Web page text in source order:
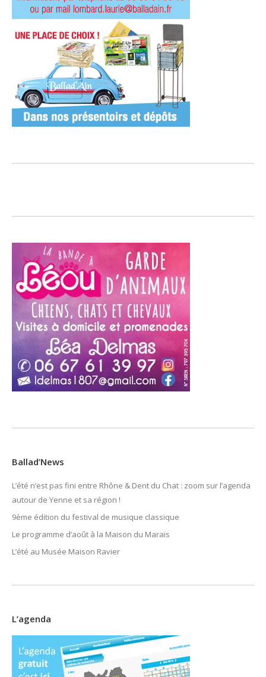
Ballad’News
L’été n’est pas fini entre Rhône & Dent du Chat : zoom sur l’agenda
autour de Yenne et sa région !
9ème édition du festival de musique classique
Le programme d’août à la Maison du Marais
L’été au Musée Maison Ravier
L’agenda